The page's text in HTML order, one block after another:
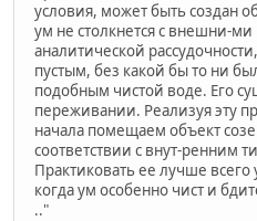
условия, может быть создан
ум не столкнется с внешни-
аналитической
пустым, без какой бы то ни
подобным чистой воде. Его
переживании. Реализуя эту
начала помещаем объект
соответствии с внут-ренним
Практиковать ее лучше
когда ум особенно чист и
.."